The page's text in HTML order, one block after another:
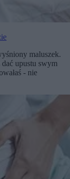
maluszek.
upustu swym
- nie